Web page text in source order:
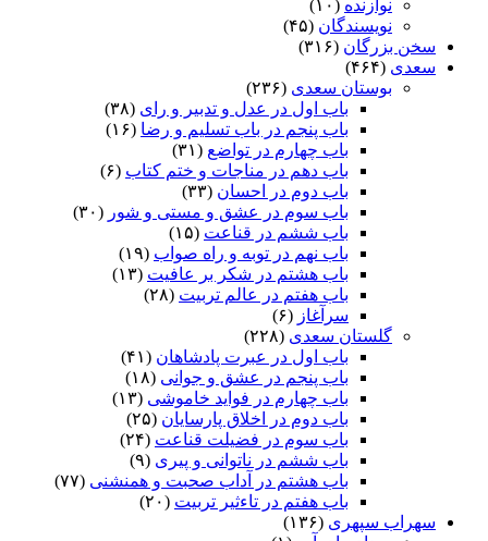
نوازنده (۱۰)
نویسندگان (۴۵)
سخن بزرگان (۳۱۶)
سعدی (۴۶۴)
بوستان سعدی (۲۳۶)
باب اول در عدل و تدبیر و رای (۳۸)
باب پنجم در باب تسلیم و رضا (۱۶)
باب چهارم در تواضع (۳۱)
باب دهم در مناجات و ختم کتاب (۶)
باب دوم در احسان (۳۳)
باب سوم در عشق و مستی و شور (۳۰)
باب ششم در قناعت (۱۵)
باب نهم در توبه و راه صواب (۱۹)
باب هشتم در شکر بر عافیت (۱۳)
باب هفتم در عالم تربیت (۲۸)
سرآغاز (۶)
گلستان سعدی (۲۲۸)
باب اول در عبرت پادشاهان (۴۱)
باب پنجم در عشق و جوانى (۱۸)
باب چهارم در فواید خاموشى (۱۳)
باب دوم در اخلاق پارسایان (۲۵)
باب سوم در فضیلت قناعت (۲۴)
باب ششم در ناتوانى و پیرى (۹)
باب هشتم در آداب صحبت و همنشنى (۷۷)
باب هفتم در تاءثیر تربیت (۲۰)
سهراب سپهری (۱۳۶)